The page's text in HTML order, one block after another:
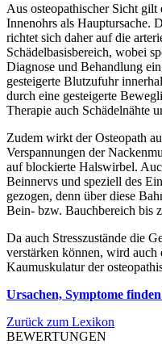
Aus osteopathischer Sicht
Innenohrs als Hauptursache.
richtet sich daher auf die
Schädelbasisbereich, wobei
Diagnose und Behandlung
gesteigerte Blutzufuhr
durch eine gesteigerte
Therapie auch Schädelnähte
Zudem wirkt der Osteopath
Verspannungen der
auf blockierte Halswir­bel.
Beinnervs und speziell des
gezogen, denn über diese
Bein- bzw. Bauchbereich bis
Da auch Stresszustände die
verstärken können, wird auch
Kaumuskulatur der
Ursachen, Symptome
Zurück zum Lexikon
BEWERTUNGEN